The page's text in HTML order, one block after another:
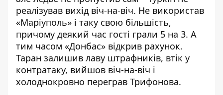
реалізував вихід віч-на-віч. Не використав
«Маріуполь» і таку свою більшість,
причому деякий час гості грали 5 на 3. А
тим часом «Донбас» відкрив рахунок.
Таран залишив лаву штрафників, втік у
контратаку, вийшов віч-на-віч і
холоднокровно переграв Трифонова.